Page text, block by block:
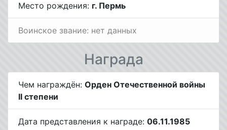
Место рождения: г. Пермь
Воинское звание: нет данных
Награда
Чем награждён: Орден Отечественной войны
II степени
Дата представления к награде: 06.11.1985